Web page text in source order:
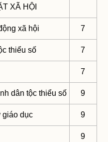
XÃ HỘI
xã hội 7
thiểu số 7
7
dân tộc thiểu số 9
giáo dục 9
9